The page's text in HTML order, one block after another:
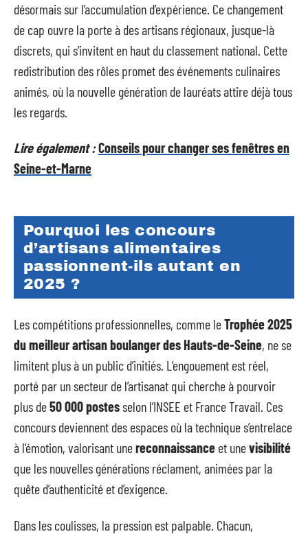
désormais sur l’accumulation d’expérience. Ce changement
de cap ouvre la porte à des artisans régionaux, jusque-là
discrets, qui s’invitent en haut du classement national. Cette
redistribution des rôles promet des événements culinaires
animés, où la nouvelle génération de lauréats attire déjà tous
les regards.
Lire également :Conseils pour changer ses fenêtres en
Seine-et-Marne
Pourquoi les concours
d’artisans alimentaires
passionnent-ils autant en
2025 ?
Les compétitions professionnelles, comme leTrophée 2025
du meilleur artisan boulanger des Hauts-de-Seine, ne se
limitent plus à un public d’initiés. L’engouement est réel,
porté par un secteur de l’artisanat qui cherche à pourvoir
plus de50 000 postesselon l’INSEE et France Travail. Ces
concours deviennent des espaces où la technique s’entrelace
à l’émotion, valorisant unereconnaissance et unevisibilité
que les nouvelles générations réclament, animées par la
quête d’authenticité et d’exigence.
Dans les coulisses, la pression est palpable. Chacun,